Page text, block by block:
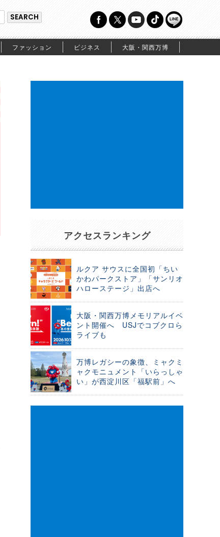
ファッション ビジネス 大阪・関西万博
アクセスランキング
ルクア サウスに全国初「ちい
かわパークストア」「サンリオ
ハローステージ」出店へ
大阪・関西万博メモリアルイベ
ント開催へ USJでコブクロら
ライブも
万博レガシーの象徴、ミャクミ
ャクモニュメント「いらっしゃ
い」が西淀川区「福駅前」へ